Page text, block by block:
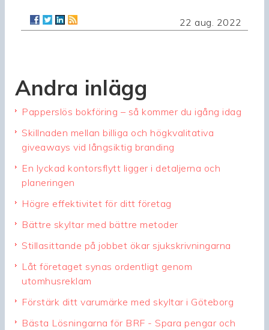
22 aug. 2022
Andra inlägg
Papperslös bokföring – så kommer du igång idag
Skillnaden mellan billiga och högkvalitativa
giveaways vid långsiktig branding
En lyckad kontorsflytt ligger i detaljerna och
planeringen
Högre effektivitet för ditt företag
Bättre skyltar med bättre metoder
Stillasittande på jobbet ökar sjukskrivningarna
Låt företaget synas ordentligt genom
utomhusreklam
Förstärk ditt varumärke med skyltar i Göteborg
Bästa Lösningarna för BRF - Spara pengar och